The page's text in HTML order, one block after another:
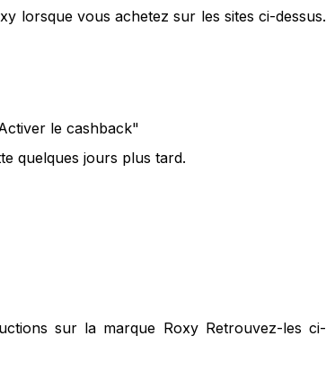
lorsque vous achetez sur les sites ci-dessus.
le cashback"
quelques jours plus tard.
sur la marque Roxy Retrouvez-les ci-